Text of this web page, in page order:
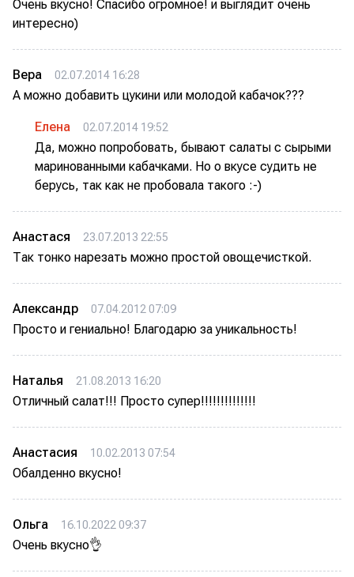
Очень вкусно! Спасибо огромное! и выглядит очень
интересно)
Вера 02.07.2014 16:28
А можно добавить цукини или молодой кабачок???
Елена 02.07.2014 19:52
Да, можно попробовать, бывают салаты с сырыми
маринованными кабачками. Но о вкусе судить не
берусь, так как не пробовала такого :-)
Анастася 23.07.2013 22:55
Так тонко нарезать можно простой овощечисткой.
Александр 07.04.2012 07:09
Просто и гениально! Благодарю за уникальность!
Наталья 21.08.2013 16:20
Отличный салат!!! Просто супер!!!!!!!!!!!!!!
Анастасия 10.02.2013 07:54
Обалденно вкусно!
Ольга 16.10.2022 09:37
Очень вкусно👌